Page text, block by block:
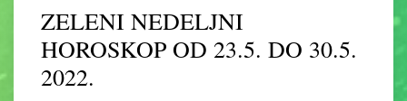
ZELENI NEDELJNI
HOROSKOP OD 23.5. DO 30.5.
2022.